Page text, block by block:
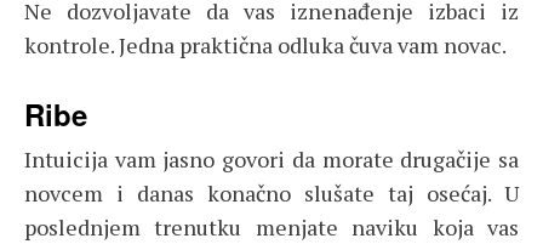
Ne dozvoljavate da vas iznenađenje izbaci iz
kontrole. Jedna praktična odluka čuva vam novac.
Ribe
Intuicija vam jasno govori da morate drugačije sa
novcem i danas konačno slušate taj osećaj. U
poslednjem trenutku menjate naviku koja vas